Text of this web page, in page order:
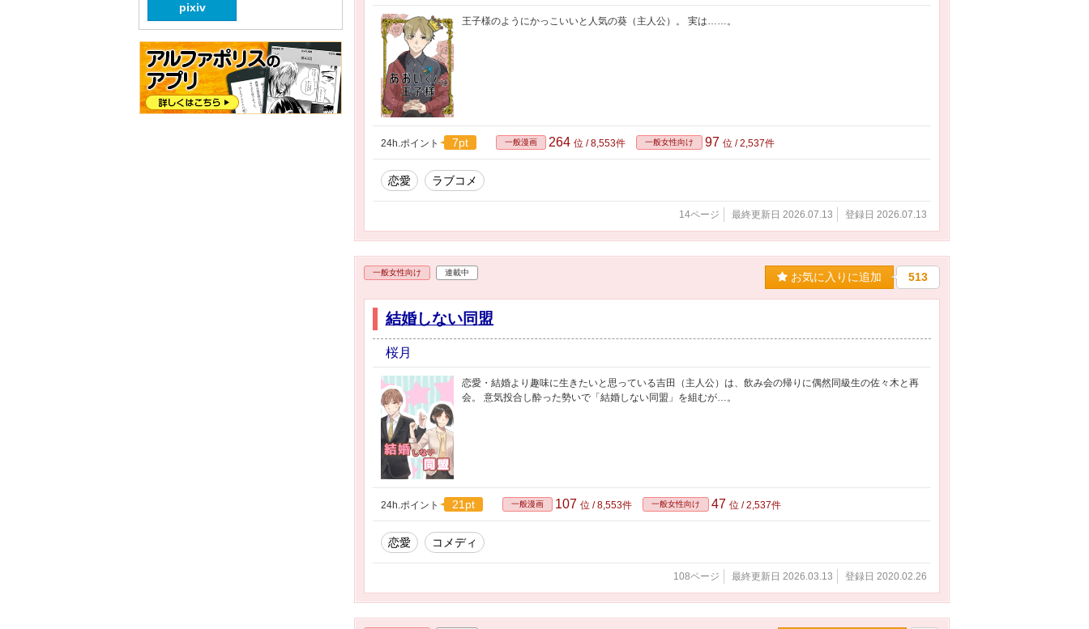
王子様のようにかっこいいと人気の葵（主人公）。 実は……。
24h.ポイント 7pt 一般漫画 264 位 / 8,553件 一般女性向け 97 位 / 2,537件
恋愛 ラブコメ
14ページ 最終更新日 2026.07.13 登録日 2026.07.13
一般女性向け 連載中 お気に入りに追加 513
結婚しない同盟
桜月
恋愛・結婚より趣味に生きたいと思っている吉田（主人公）は、飲み会の帰りに偶然同級生の佐々木と再
会。 意気投合し酔った勢いで「結婚しない同盟」を組むが…。
24h.ポイント 21pt 一般漫画 107 位 / 8,553件 一般女性向け 47 位 / 2,537件
恋愛 コメディ
108ページ 最終更新日 2026.03.13 登録日 2020.02.26
pixiv